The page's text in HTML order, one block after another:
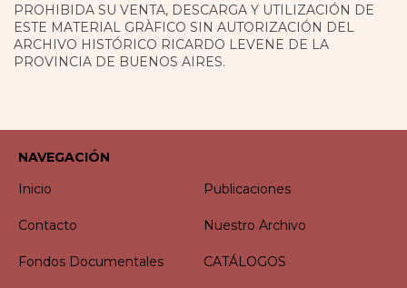
PROHIBIDA SU VENTA, DESCARGA Y UTILIZACIÓN DE
ESTE MATERIAL GRÀFICO SIN AUTORIZACIÓN DEL
ARCHIVO HISTÓRICO RICARDO LEVENE DE LA
PROVINCIA DE BUENOS AIRES.
NAVEGACIÓN
Inicio
Publicaciones
Contacto Nuestro Archivo
Fondos Documentales CATÁLOGOS